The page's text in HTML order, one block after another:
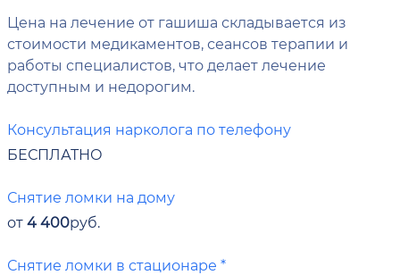
Цена на лечение от гашиша складывается из
стоимости медикаментов, сеансов терапии и
работы специалистов, что делает лечение
доступным и недорогим.
Консультация нарколога по телефону
БЕСПЛАТНО
Снятие ломки на дому
от4 400руб.
Снятие ломки в стационаре *